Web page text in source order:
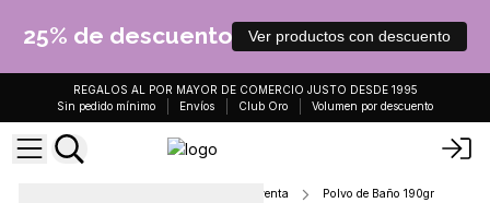
25% de descuento Ver productos con descuento
REGALOS AL POR MAYOR DE COMERCIO JUSTO DESDE 1995
Sin pedido mínimo
Envíos Club Oro Volumen por descuento
Bombas de baño - Listas para la venta Polvo de Baño 190gr